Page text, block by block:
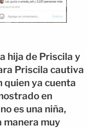
hija de Priscila y
Priscila cautiva
quien ya cuenta
en
es una niña,
manera muy